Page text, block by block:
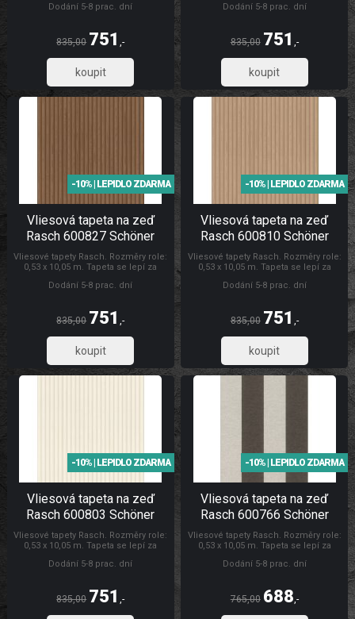
zeď. Vliesové tapety na zeď se
zakrytí jemných prasklin. Tapety
Schöner Wohnen CL
Dodání 5-8 prac. dní
835,00 751 ,-
621,07
zeď. Vliesové tapety na zeď se
zakrytí jemných prasklin. Tapety
Rasch Tapety Schöner Wohnen CL
Dodání 5-8 prac. dní
835,00 751 ,-
621,07
Vliesová tapeta na zeď
Rasch 600827 Schöner
Wohnen CL
Vliesové tapety Rasch. Rozměry role:
0,53 x 10,05 m. Tapeta se lepí za
zeď. Vliesové tapety na zeď se
zakrytí jemných prasklin. Tapety
Schöner Wohnen CL
-10% | LEPIDLO ZDARMA
Dodání 5-8 prac. dní
835,00 751 ,-
621,07
Vliesová tapeta na zeď
Rasch 600810 Schöner
Wohnen CL
Vliesové tapety Rasch. Rozměry role:
0,53 x 10,05 m. Tapeta se lepí za
zeď. Vliesové tapety na zeď se
zakrytí jemných prasklin. Tapety
Rasch Tapety Schöner Wohnen CL
-10% | LEPIDLO ZDARMA
Dodání 5-8 prac. dní
835,00 751 ,-
621,07
Vliesová tapeta na zeď
Rasch 600803 Schöner
Wohnen CL
Vliesové tapety Rasch. Rozměry role:
0,53 x 10,05 m. Tapeta se lepí za
zeď. Vliesové tapety na zeď se
zakrytí jemných prasklin. Tapety
Schöner Wohnen CL
-10% | LEPIDLO ZDARMA
Dodání 5-8 prac. dní
835,00 751 ,-
Vliesová tapeta na zeď
Rasch 600766 Schöner
Wohnen CL
Vliesové tapety Rasch. Rozměry role:
0,53 x 10,05 m. Tapeta se lepí za
zeď. Vliesové tapety na zeď se
zakrytí jemných prasklin. Tapety
Rasch Tapety Schöner Wohnen CL
-10% | LEPIDLO ZDARMA
Dodání 5-8 prac. dní
765,00 688,-